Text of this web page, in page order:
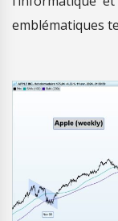
emblématiques